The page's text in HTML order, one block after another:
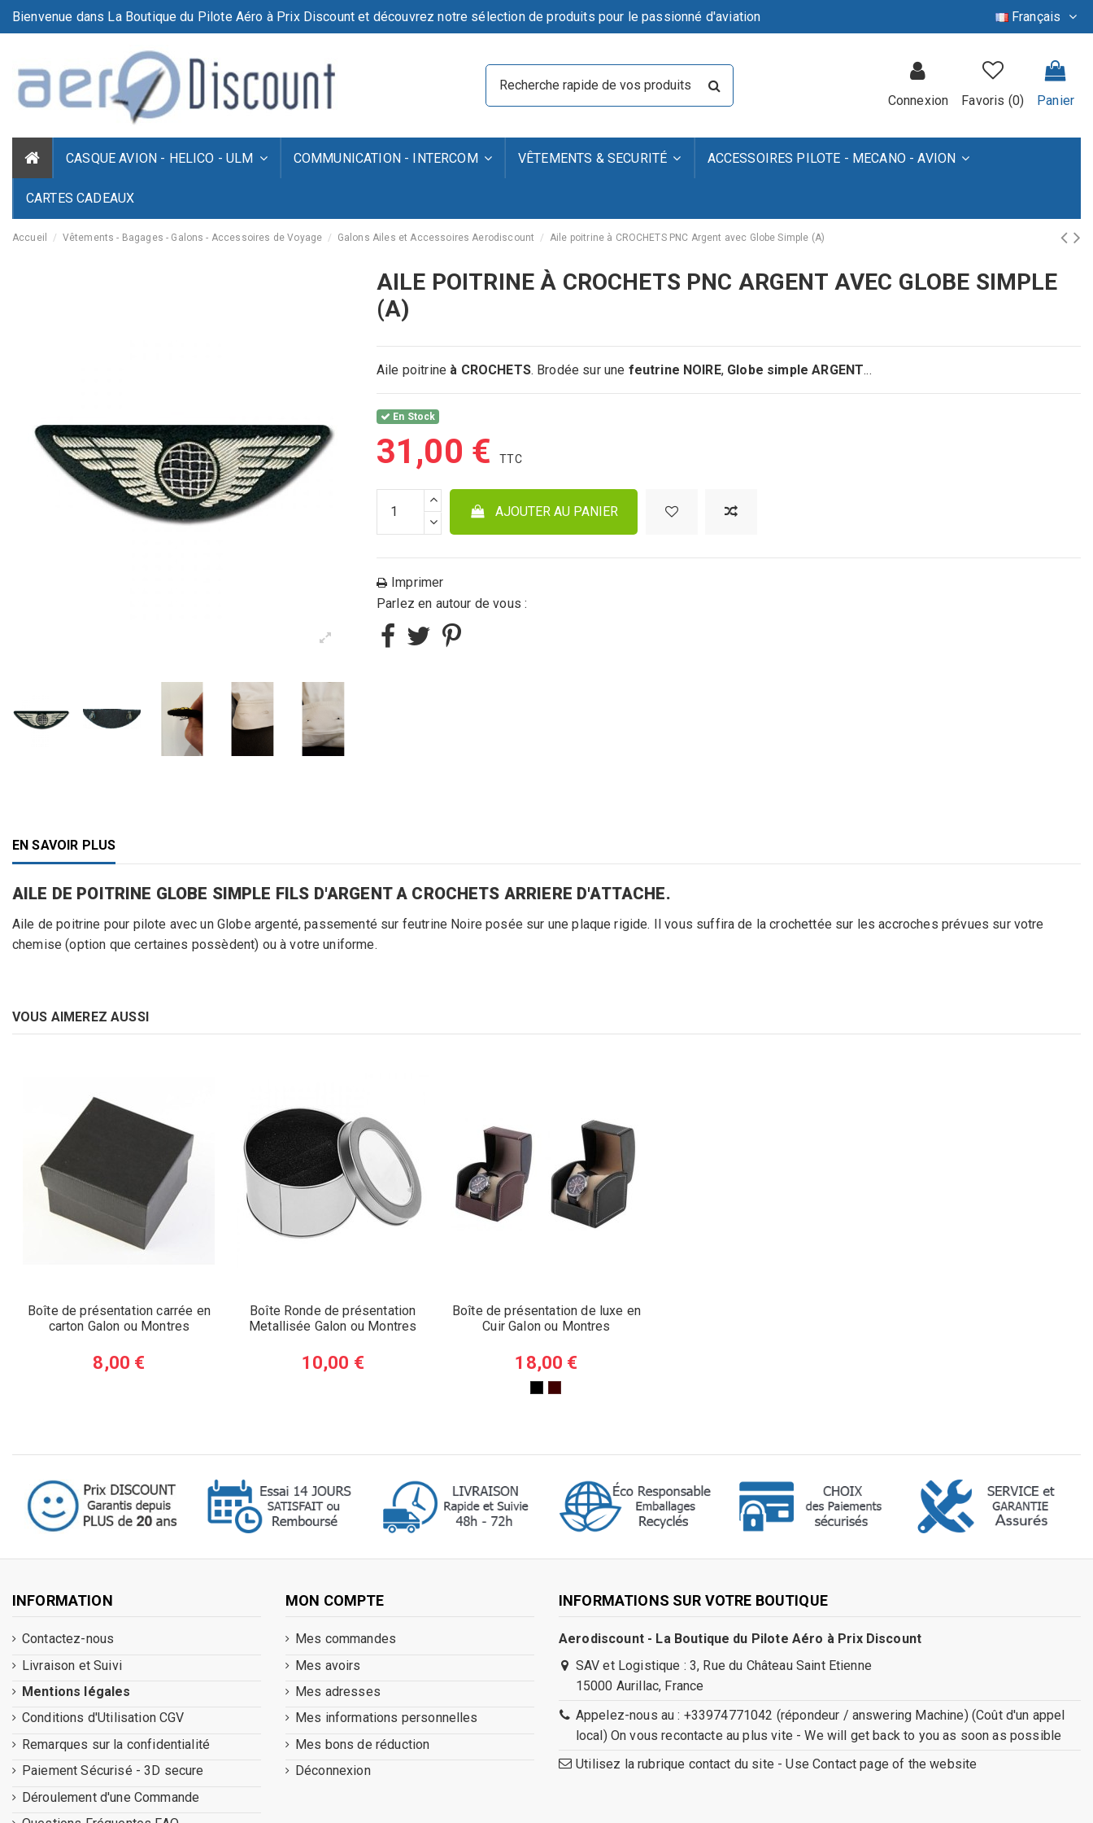
Bienvenue dans La Boutique du Pilote Aéro à Prix Discount et découvrez notre sélection de produits pour le passionné d'aviation Français
Connexion Favoris (0) Panier
CASQUE AVION - HELICO - ULM COMMUNICATION - INTERCOM VÊTEMENTS & SECURITÉ ACCESSOIRES PILOTE - MECANO - AVION
CARTES CADEAUX
Accueil Vêtements - Bagages - Galons - Accessoires de Voyage Galons Ailes et Accessoires Aerodiscount Aile poitrine à CROCHETS PNC Argent avec Globe Simple (A)
AILE POITRINE À CROCHETS PNC ARGENT AVEC GLOBE SIMPLE
(A)
Aile poitrine à CROCHETS. Brodée sur une feutrine NOIRE, Globe simple ARGENT. ..
En Stock
31,00 €
AJOUTER AU PANIER
Imprimer
Parlez en autour de vous :
EN SAVOIR PLUS
AILE DE POITRINE GLOBE SIMPLE FILS D'ARGENT A CROCHETS ARRIERE D'ATTACHE.
Aile de poitrine pour pilote avec un Globe argenté, passementé sur feutrine Noire posée sur une plaque rigide. Il vous suffira de la crochettée sur les accroches prévues sur votre
chemise (option que certaines possèdent) ou à votre uniforme.
VOUS AIMEREZ AUSSI
Boîte de présentation carrée en
carton Galon ou Montres
8,00 €
Boîte Ronde de présentation
Metallisée Galon ou Montres
10,00 €
Boîte de présentation de luxe en
Cuir Galon ou Montres
18,00 €
INFORMATION
Contactez-nous
Livraison et Suivi
Mentions légales
Conditions d'Utilisation CGV
Remarques sur la confidentialité
Paiement Sécurisé - 3D secure
Déroulement d'une Commande
MON COMPTE
Mes commandes
Mes avoirs
Mes adresses
Mes informations personnelles
Mes bons de réduction
Déconnexion
INFORMATIONS SUR VOTRE BOUTIQUE
Aerodiscount - La Boutique du Pilote Aéro à Prix Discount
SAV et Logistique : 3, Rue du Château Saint Etienne
15000 Aurillac, France
Appelez-nous au : +33974771042 (répondeur / answering Machine) (Coût d'un appel
local) On vous recontacte au plus vite - We will get back to you as soon as possible
Utilisez la rubrique contact du site - Use Contact page of the website